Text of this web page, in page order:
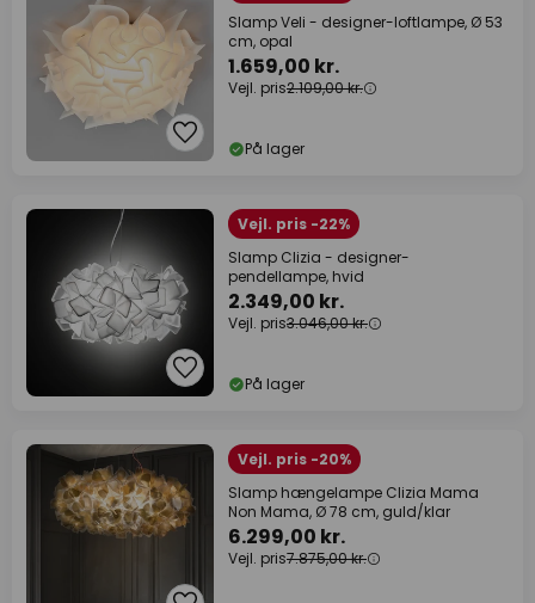
Slamp Veli - designer-loftlampe, Ø 53
cm, opal
1.659,00 kr.
Vejl. pris2.109,00 kr.
På lager
Vejl. pris -22%
Slamp Clizia - designer-
pendellampe, hvid
2.349,00 kr.
Vejl. pris3.046,00 kr.
På lager
Vejl. pris -20%
Slamp hængelampe Clizia Mama
Non Mama, Ø 78 cm, guld/klar
6.299,00 kr.
Vejl. pris7.875,00 kr.